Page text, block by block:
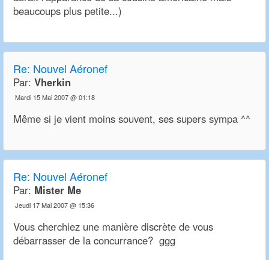
beaucoups plus petite...)
Re: Nouvel Aéronef
Par: Vherkin
Mardi 15 Mai 2007 @ 01:18
Même si je vient moins souvent, ses supers sympa ^^
Re: Nouvel Aéronef
Par: Mister Me
Jeudi 17 Mai 2007 @ 15:36
Vous cherchiez une manière discrète de vous
débarrasser de la concurrance? ggg